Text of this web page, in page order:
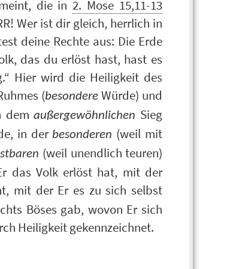
die in2. Mose 15,11-13
Wer ist dir gleich, herrlich in
deine Rechte aus: Die Erde
das du erlöst hast, hast es
Hier wird die Heiligkeit des
(besondereWürde) und
demaußergewöhnlichen Sieg
in der besonderen (weil mit
(weil unendlich teuren)
das Volk erlöst hat, mit der
mit der Er es zu sich selbst
Böses gab, wovon Er sich
Heiligkeit gekennzeichnet.